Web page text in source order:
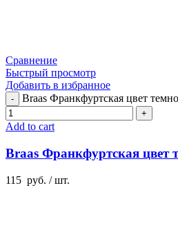
Сравнение
Быстрый просмотр
Добавить в избранное
Braas Франкфуртская цвет
Add to cart
Braas Франкфуртская цвет
115 руб. / шт.